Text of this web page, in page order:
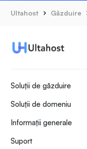
Ultahost Găzduire
Soluții de găzduire
Soluții de domeniu
Informații generale
Suport